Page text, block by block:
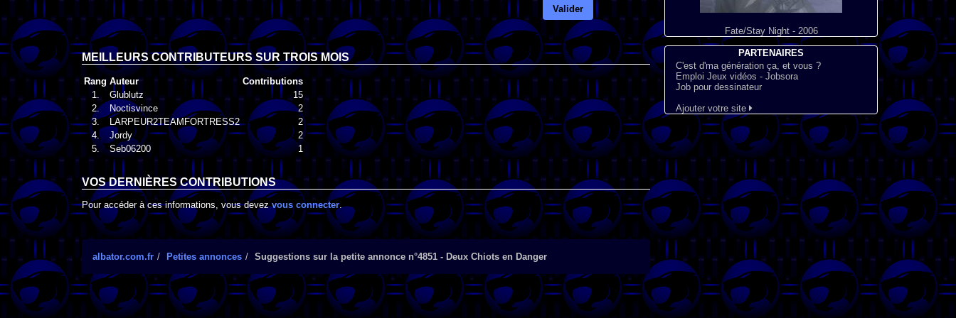
Valider
MEILLEURS CONTRIBUTEURS SUR TROIS MOIS
Rang Auteur
Contributions
1.
Glublutz
15
2.
Noctisvince
2
3.
LARPEUR2TEAMFORTRESS2
2
4.
Jordy
2
5.
Seb06200 1
VOS DERNIÈRES CONTRIBUTIONS
Pour accéder à ces informations, vous devezvous connecter .
albator.com.fr Petites annonces Suggestions sur la petite annonce n°4851 - Deux Chiots en Danger
Fate/Stay Night - 2006
PARTENAIRES
C'est d'ma génération ça, et vous ?
Emploi Jeux vidéos - Jobsora
Job pour dessinateur
Ajouter votre site